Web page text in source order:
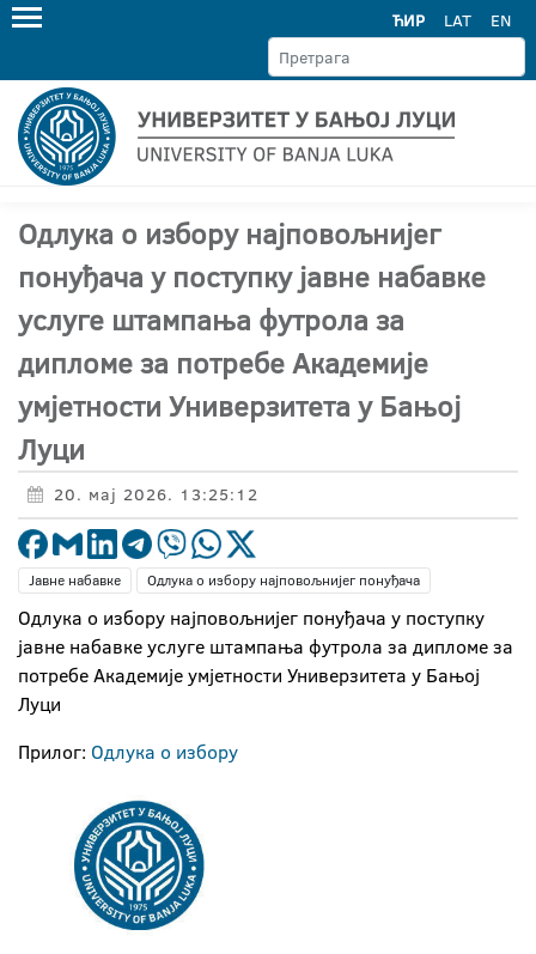
ЋИР LAT EN
Oдлука о избору најповољнијег
понуђача у поступку јавне набавке
услуге штампања футрола за
дипломе за потребе Академије
умјетности Универзитета у Бањој
Луци
20. мај 2026. 13:25:12
Јавне набавке Одлука о избору најповољнијег понуђача
Oдлука о избору најповољнијег понуђача у поступку
јавне набавке услуге штампања футрола за дипломе за
потребе Академије умјетности Универзитета у Бањој
Луци
Прилог: Одлука о избору